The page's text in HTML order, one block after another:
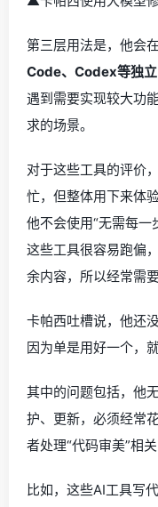
第三层用法是，他会
Code、Codex等独
遇到需要实现较大功
求的场景。
对于这些工具的评价
忙，但整体用下来体
他不会使用“无需每一
这些工具很容易跑偏
余内容，所以经常需
卡帕西吐槽说，他还
因为单是用好一个，
其中的问题包括，他
护、更新，必须经常
者处理“代码审美”相关
比如，这些AI工具写